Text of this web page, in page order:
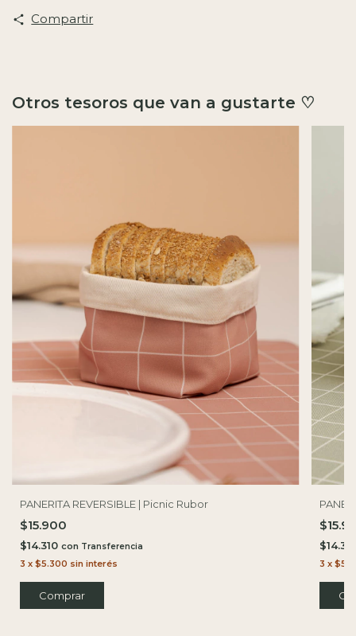
Compartir
Otros tesoros que van a gustarte ♡
PANERITA REVERSIBLE | Picnic Rubor
$15.900
$14.310 con
3 x $5.300 sin interés
Comprar
3 x